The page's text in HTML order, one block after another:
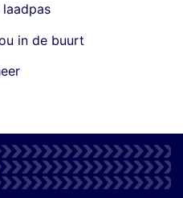
in de buurt